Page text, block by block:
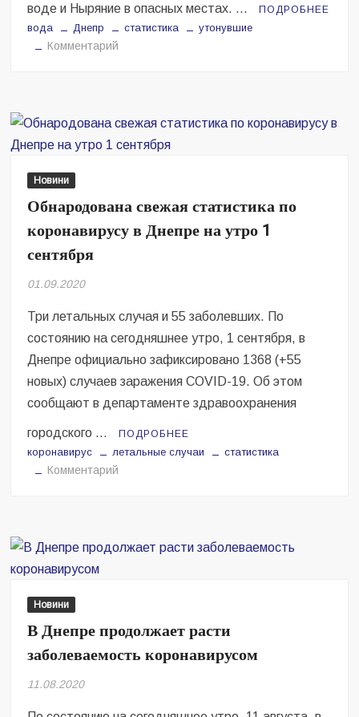
воде и Ныряние в опасных местах. … ПОДРОБНЕЕ
вода Днепр статистика утонувшие
Комментарий
в
Днепропетровской
области
всего
людей
Новини
Обнародована свежая статистика по
коронавирусу в Днепре на утро 1
сентября
01.09.2020
Три летальных случая и 55 заболевших. По
состоянию на сегодняшнее утро, 1 сентября, в
Днепре официально зафиксировано 1368 (+55
новых) случаев заражения COVID-19. Об этом
сообщают в департаменте здравоохранения
городского … ПОДРОБНЕЕ
коронавирус летальные случаи статистика
Комментарий
по
утро
1
Новини
В Днепре продолжает расти
заболеваемость коронавирусом
11.08.2020